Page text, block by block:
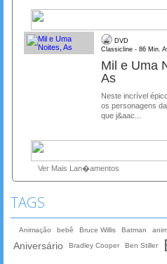
DVD
Classicline - 86 Min.
Mil e Uma
As
Neste incrível
os personagens
que j&aac...
Ver Mais Lan�amentos
TAGS
Animação bebê Bruce Willis Batman
Aniversário Bradley Cooper Ben Stiller